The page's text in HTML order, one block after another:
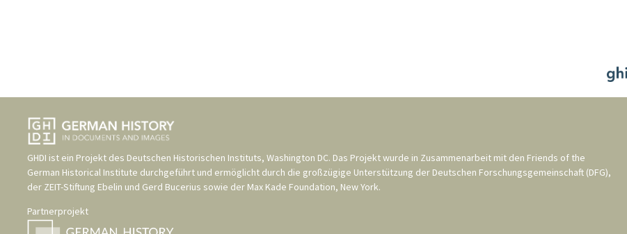
GHDI ist ein Projekt des Deutschen Historischen Instituts, Washington DC. Das Projekt wurde in Zusammenarbeit mit den Friends of the
German Historical Institute durchgeführt und ermöglicht durch die großzügige Unterstützung der Deutschen Forschungsgemeinschaft (DFG),
der ZEIT-Stiftung Ebelin und Gerd Bucerius sowie der Max Kade Foundation, New York.
Partnerprojekt